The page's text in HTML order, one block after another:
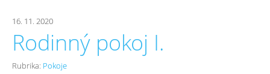
16. 11. 2020
Rodinný pokoj I.
Rubrika: Pokoje